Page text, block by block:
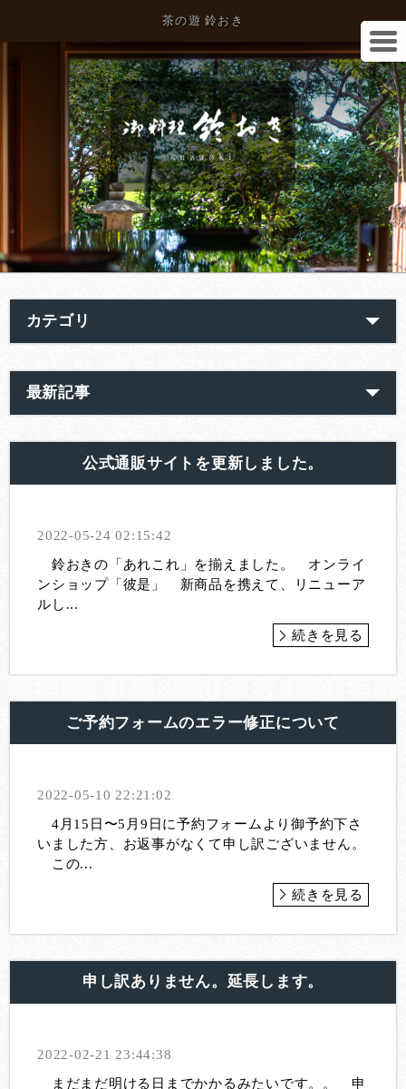
茶の遊 鈴おき
カテゴリ
最新記事
公式通販サイトを更新しました。
2022-05-24 02:15:42
鈴おきの「あれこれ」を揃えました。 オンライ
ンショップ「彼是」 新商品を携えて、リニューア
ルし...
続きを見る
ご予約フォームのエラー修正について
2022-05-10 22:21:02
4月15日〜5月9日に予約フォームより御予約下さ
いました方、お返事がなくて申し訳ございません。
この...
続きを見る
申し訳ありません。延長します。
2022-02-21 23:44:38
まだまだ明ける日までかかるみたいです。。 申